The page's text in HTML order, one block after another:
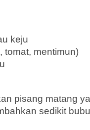
keju
tomat, mentimun)
pisang matang
sedikit